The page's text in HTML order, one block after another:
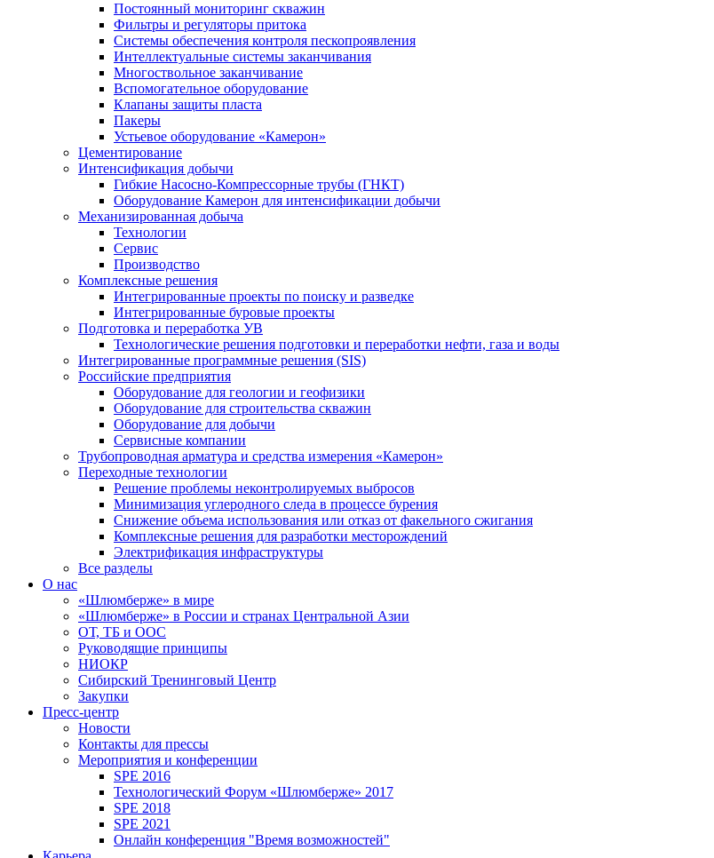
Постоянный мониторинг скважин
Фильтры и регуляторы притока
Cистемы обеспечения контроля пескопроявления
Интеллектуальные системы заканчивания
Многоствольное заканчивание
Вспомогательное оборудование
Клапаны защиты пласта
Пакеры
Устьевое оборудование «Камерон»
Цементирование
Интенсификация добычи
Гибкие Насосно-Компрессорные трубы (ГНКТ)
Оборудование Камерон для интенсификации добычи
Механизированная добыча
Технологии
Сервис
Производство
Комплексные решения
Интегрированные проекты по поиску и разведке
Интегрированные буровые проекты
Подготовка и переработка УВ
Технологические решения подготовки и переработки нефти, газа и воды
Интегрированные программные решения (SIS)
Российские предприятия
Оборудование для геологии и геофизики
Оборудование для строительства скважин
Оборудование для добычи
Сервисные компании
Трубопроводная арматура и средства измерения «Камерон»
Переходные технологии
Решение проблемы неконтролируемых выбросов
Минимизация углеродного следа в процессе бурения
Снижение объема использования или отказ от факельного сжигания
Комплексные решения для разработки месторождений
Электрификация инфраструктуры
Все разделы
О нас
«Шлюмберже» в мире
«Шлюмберже» в России и странах Центральной Азии
ОТ, ТБ и ООС
Руководящие принципы
НИОКР
Сибирский Тренинговый Центр
Закупки
Пресс-центр
Новости
Контакты для прессы
Мероприятия и конференции
SPE 2016
Технологический Форум «Шлюмберже» 2017
SPE 2018
SPE 2021
Онлайн конференция "Время возможностей"